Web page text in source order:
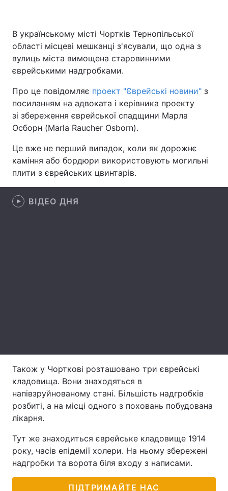
Головна
Політика
Економіка Світ
Техно і зв'язок Лайт
Зброя Інциденти
Архів Вакансії
Послуги
В українському місті Чортків Тернопільської
області місцеві мешканці з'ясували, що одна з
вулиць міста вимощена старовинними
єврейськими надгробками.
Про це повідомляє проект "Єврейські новини" з
посиланням на адвоката і керівника проекту
зі збереження єврейської спадщини Марла
Осборн (Marla Raucher Osborn).
Це вже не перший випадок, коли як дорожнє
каміння або бордюри використовують могильні
плити з єврейських цвинтарів.
ВІДЕО ДНЯ
Також у Чорткові розташовано три єврейські
кладовища. Вони знаходяться в
напівзруйнованому стані. Більшість надгробків
розбиті, а на місці одного з поховань побудована
лікарня.
Тут же знаходиться єврейське кладовище 1914
року, часів епідемії холери. На ньому збережені
надгробки та ворота біля входу з написами.
ПІДТРИМАЙТЕ НАС